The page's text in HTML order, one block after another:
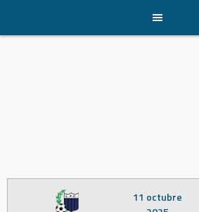
content
11 octubre